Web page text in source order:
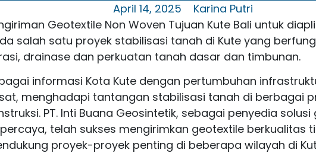
April 14, 2025
Karina Putri
Geotextile Non Woven Tujuan Kute Bali untuk
salah satu proyek stabilisasi tanah di Kute yang
drainase dan perkuatan tanah dasar dan timbunan.
informasi Kota Kute dengan pertumbuhan
menghadapi tantangan stabilisasi tanah di berbagai
PT. Inti Buana Geosintetik, sebagai penyedia
telah sukses mengirimkan geotextile berkualitas
proyek-proyek penting di beberapa wilayah di